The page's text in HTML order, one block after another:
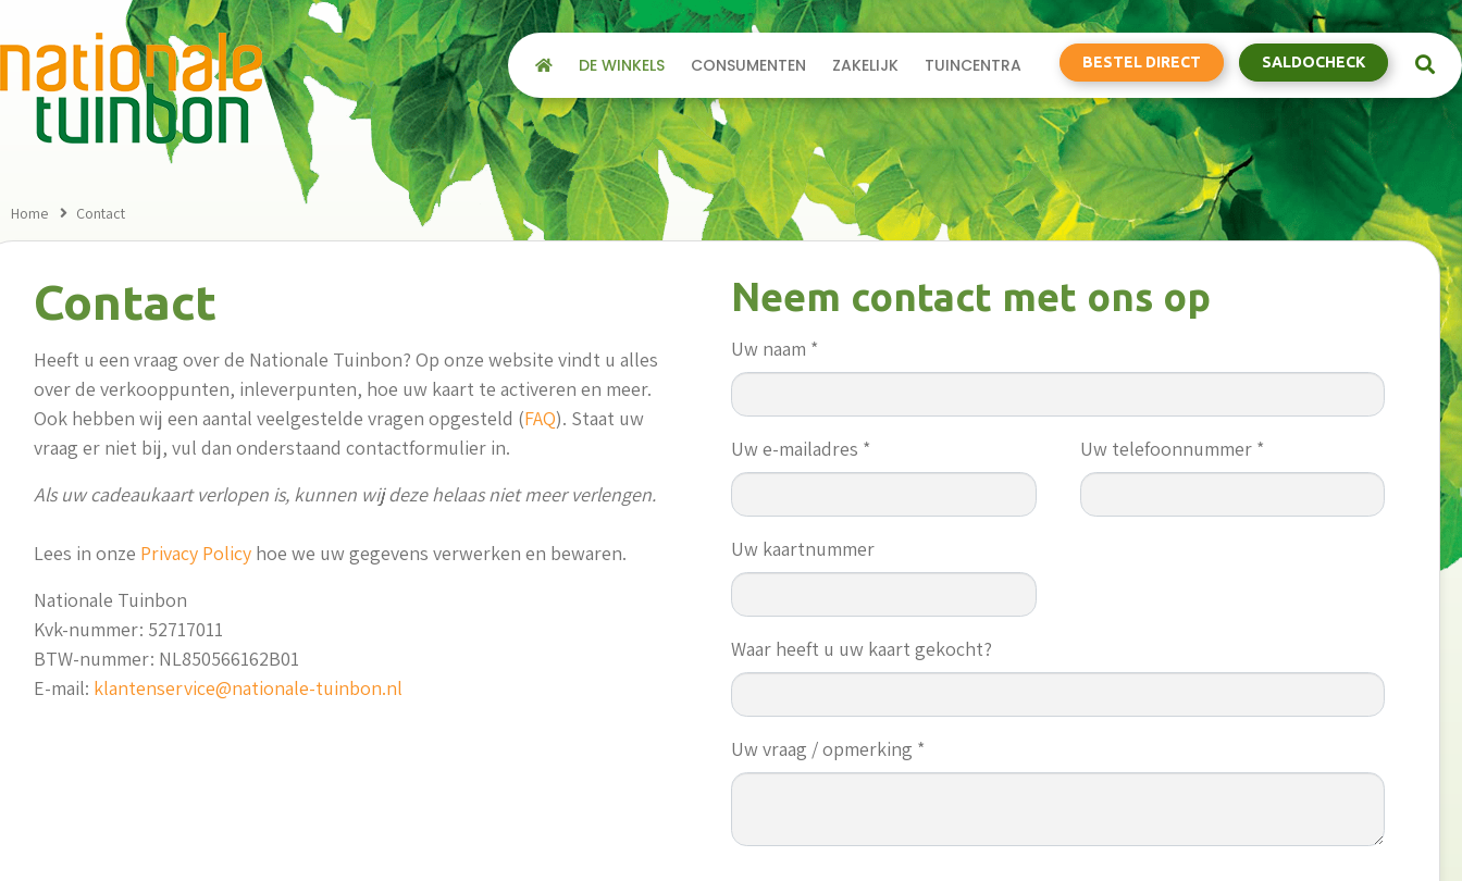
DE WINKELS CONSUMENTEN ZAKELIJK TUINCENTRA BESTEL DIRECT SALDOCHECK
Home Contact
Contact
Heeft u een vraag over de Nationale Tuinbon? Op onze website vindt u alles
over de verkooppunten, inleverpunten, hoe uw kaart te activeren en meer.
Ook hebben wij een aantal veelgestelde vragen opgesteld (FAQ). Staat uw
vraag er niet bij, vul dan onderstaand contactformulier in.
Als uw cadeaukaart verlopen is, kunnen wij deze helaas niet meer verlengen.
Lees in onze Privacy Policy hoe we uw gegevens verwerken en bewaren.
Nationale Tuinbon
Kvk-nummer: 52717011
BTW-nummer: NL850566162B01
E-mail: klantenservice@nationale-tuinbon.nl
Neem contact met ons op
Uw naam *
Uw e-mailadres * Uw telefoonnummer *
Uw kaartnummer
Waar heeft u uw kaart gekocht?
Uw vraag / opmerking *